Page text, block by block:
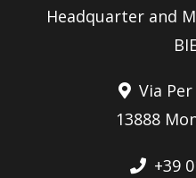
Headquarter and
Via
13888
+39